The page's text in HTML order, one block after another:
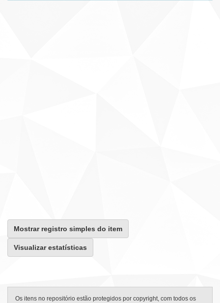
Mostrar registro simples do item
Visualizar estatísticas
Os itens no repositório estão protegidos por copyright, com todos os